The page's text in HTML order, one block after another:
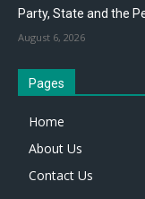
Party, State and the
August 6, 2026
Pages
Home
About Us
Contact Us